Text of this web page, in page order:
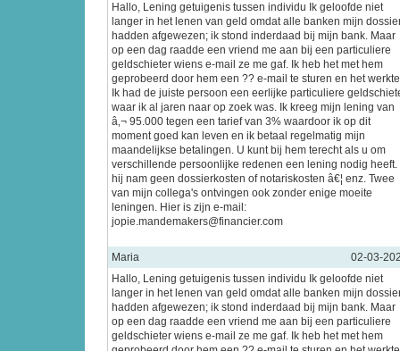
Hallo, Lening getuigenis tussen individu Ik geloofde niet
langer in het lenen van geld omdat alle banken mijn
hadden afgewezen; ik stond inderdaad bij mijn bank. Maar
op een dag raadde een vriend me aan bij een particuliere
geldschieter wiens e-mail ze me gaf. Ik heb het met hem
geprobeerd door hem een ?? e-mail te sturen en het
Ik had de juiste persoon een eerlijke particuliere
waar ik al jaren naar op zoek was. Ik kreeg mijn lening van
â‚¬ 95.000 tegen een tarief van 3% waardoor ik op dit
moment goed kan leven en ik betaal regelmatig mijn
maandelijkse betalingen. U kunt bij hem terecht als u om
verschillende persoonlijke redenen een lening nodig heeft.
hij nam geen dossierkosten of notariskosten â€¦ enz. Twee
van mijn collega's ontvingen ook zonder enige moeite
leningen. Hier is zijn e-mail:
jopie.mandemakers@financier.com
Maria
02-03-
Hallo, Lening getuigenis tussen individu Ik geloofde niet
langer in het lenen van geld omdat alle banken mijn
hadden afgewezen; ik stond inderdaad bij mijn bank. Maar
op een dag raadde een vriend me aan bij een particuliere
geldschieter wiens e-mail ze me gaf. Ik heb het met hem